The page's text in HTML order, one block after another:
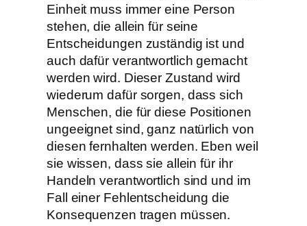
Einheit muss immer eine Person
stehen, die allein für seine
Entscheidungen zuständig ist und
auch dafür verantwortlich gemacht
werden wird. Dieser Zustand wird
wiederum dafür sorgen, dass sich
Menschen, die für diese Positionen
ungeeignet sind, ganz natürlich von
diesen fernhalten werden. Eben weil
sie wissen, dass sie allein für ihr
Handeln verantwortlich sind und im
Fall einer Fehlentscheidung die
Konsequenzen tragen müssen.